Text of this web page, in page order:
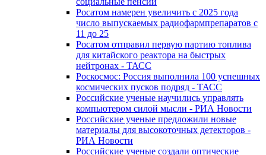
Росатом намерен увеличить с 2025 года
число выпускаемых радиофармпрепаратов с
11 до 25
Росатом отправил первую партию топлива
для китайского реактора на быстрых
нейтронах - ТАСС
Роскосмос: Россия выполнила 100 успешных
космических пусков подряд - ТАСС
Российские ученые научились управлять
компьютером силой мысли - РИА Новости
Российские ученые предложили новые
материалы для высокоточных детекторов -
РИА Новости
Российские ученые создали оптические